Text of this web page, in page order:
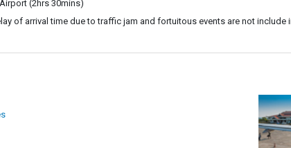
(2hrs 30mins)
of arrival time due to traffic jam and fortuitous events are not include